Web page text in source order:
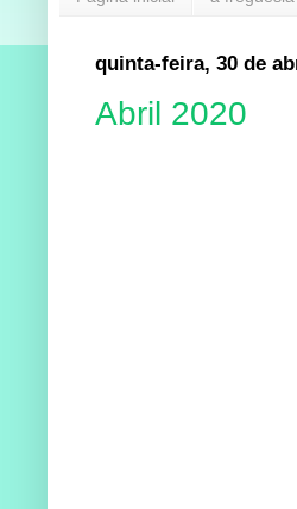
quinta-feira, 30 de
Abril 2020